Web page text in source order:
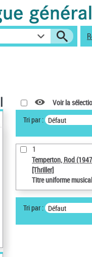
Voir la
Tri par : Défaut
1
Temperton, Rod
[Thriller]
Titre uniforme musical
Tri par : Défaut